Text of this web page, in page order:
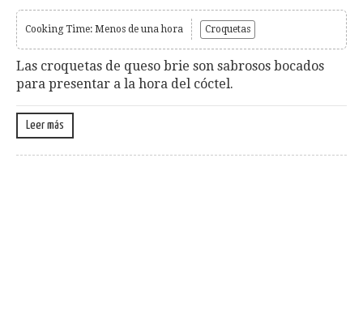
Cooking Time: Menos de una hora Croquetas
Las croquetas de queso brie son sabrosos bocados
para presentar a la hora del cóctel.
Leer más